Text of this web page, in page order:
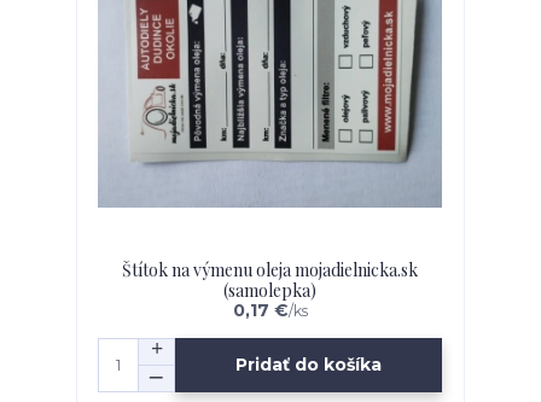
Štítok na výmenu oleja mojadielnicka.sk
(samolepka)
0,17 €/ks
Pridať do košíka